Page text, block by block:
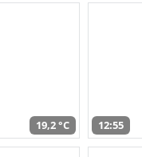
19,2 °C 12:55